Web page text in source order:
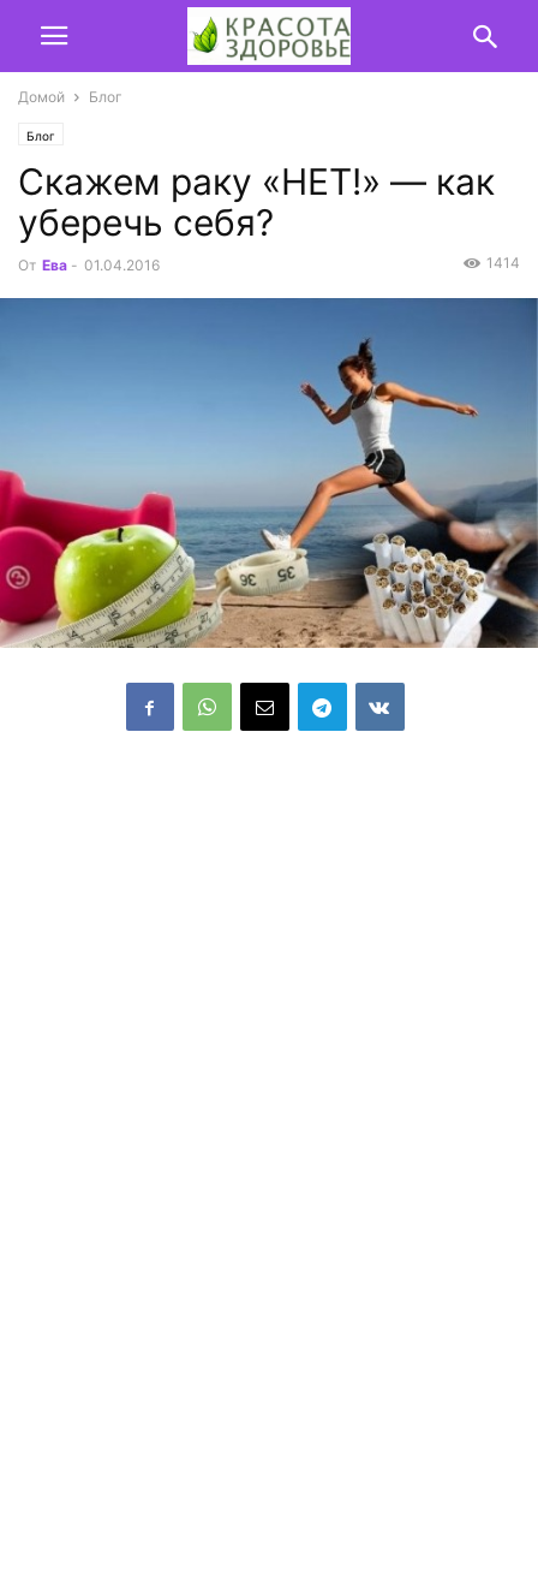
Домой Блог
Блог
Скажем раку «НЕТ!» — как
уберечь себя?
От Ева - 01.04.2016 1414